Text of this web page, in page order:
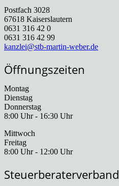
Postfach 3028
67618 Kaiserslautern
0631 316 42 0
0631 316 42 99
kanzlei@stb-martin-weber.de
Öffnungszeiten
Montag
Dienstag
Donnerstag
8:00 Uhr - 16:30 Uhr
Mittwoch
Freitag
8:00 Uhr - 12:00 Uhr
Steuerberaterverband